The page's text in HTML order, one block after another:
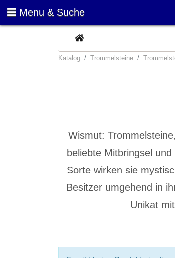
Menu & Suche
CURRENT
Katalog Trommelsteine
Wismut:
beliebte Mitbringsel
Sorte wirken sie
Besitzer umgehend in
Unikat